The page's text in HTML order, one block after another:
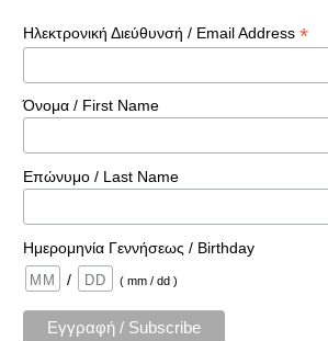
Ηλεκτρονική Διεύθυνσή / Email Address *
Όνομα / First Name
Επώνυμο / Last Name
Ημερομηνία Γεννήσεως / Birthday
/
( mm / dd )